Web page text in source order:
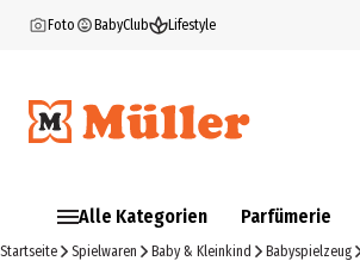
Foto BabyClub Lifestyle
Alle Kategorien Parfümerie
Startseite Spielwaren Baby & Kleinkind Babyspielzeug